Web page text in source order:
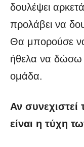
δουλέψει
προλάβει να
Θα μπορούσε να
ήθελα να δώσω
ομάδα.
Αν
είναι η τύχη